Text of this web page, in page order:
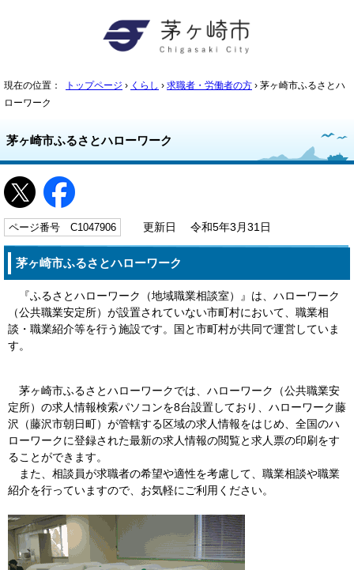
現在の位置： トップページ › くらし › 求職者・労働者の方 › 茅ヶ崎市ふるさとハ
ローワーク
茅ヶ崎市ふるさとハローワーク
ページ番号 C1047906 更新日 令和5年3月31日
茅ヶ崎市ふるさとハローワーク
『ふるさとハローワーク（地域職業相談室）』は、ハローワーク
（公共職業安定所）が設置されていない市町村において、職業相
談・職業紹介等を行う施設です。国と市町村が共同で運営していま
す。
茅ヶ崎市ふるさとハローワークでは、ハローワーク（公共職業安
定所）の求人情報検索パソコンを8台設置しており、ハローワーク藤
沢（藤沢市朝日町）が管轄する区域の求人情報をはじめ、全国のハ
ローワークに登録された最新の求人情報の閲覧と求人票の印刷をす
ることができます。
また、相談員が求職者の希望や適性を考慮して、職業相談や職業
紹介を行っていますので、お気軽にご利用ください。